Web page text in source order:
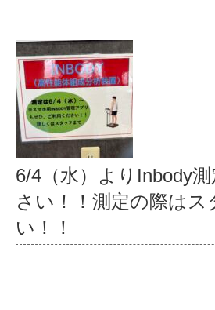
6/4（水）よりInbody
さい！！測定の際は
い！！